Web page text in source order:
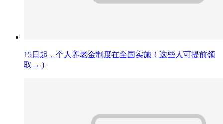
15日起，个人养老金制度在全国实施！这些人可提前领
取→ )